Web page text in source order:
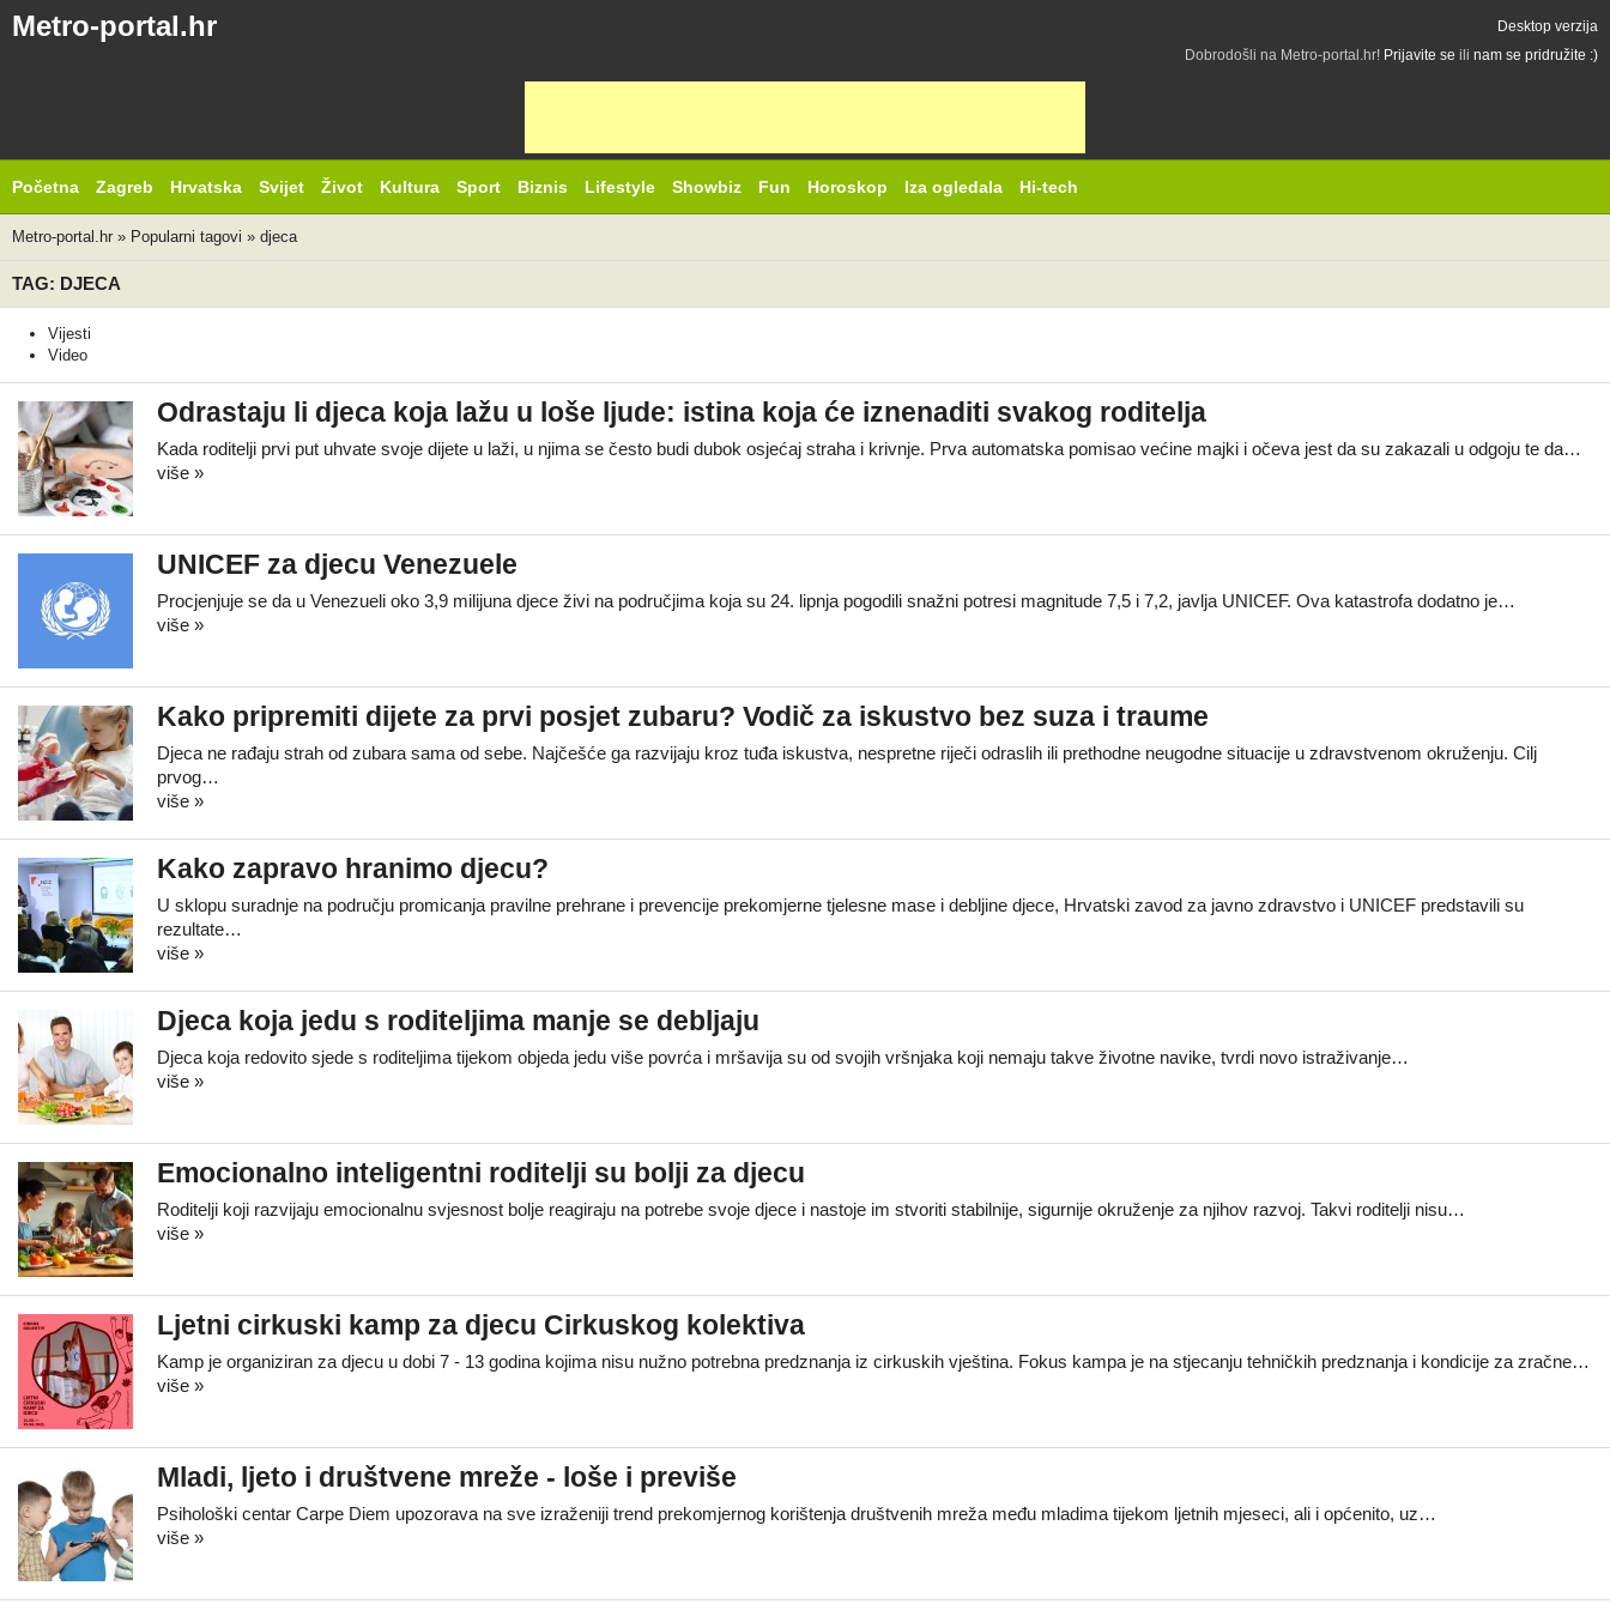
Metro-portal.hr
Desktop verzija
Dobrodošli na Metro-portal.hr! Prijavite se ili nam se pridružite :)
Početna Zagreb Hrvatska Svijet Život Kultura Sport Biznis Lifestyle Showbiz Fun Horoskop Iza ogledala Hi-tech
Metro-portal.hr » Popularni tagovi » djeca
TAG: DJECA
Vijesti
Video
Odrastaju li djeca koja lažu u loše ljude: istina koja će iznenaditi svakog roditelja
Kada roditelji prvi put uhvate svoje dijete u laži, u njima se često budi dubok osjećaj straha i krivnje. Prva automatska pomisao većine majki i očeva jest da su zakazali u odgoju te da…
više »
UNICEF za djecu Venezuele
Procjenjuje se da u Venezueli oko 3,9 milijuna djece živi na područjima koja su 24. lipnja pogodili snažni potresi magnitude 7,5 i 7,2, javlja UNICEF. Ova katastrofa dodatno je…
više »
Kako pripremiti dijete za prvi posjet zubaru? Vodič za iskustvo bez suza i traume
Djeca ne rađaju strah od zubara sama od sebe. Najčešće ga razvijaju kroz tuđa iskustva, nespretne riječi odraslih ili prethodne neugodne situacije u zdravstvenom okruženju. Cilj
prvog…
više »
Kako zapravo hranimo djecu?
U sklopu suradnje na području promicanja pravilne prehrane i prevencije prekomjerne tjelesne mase i debljine djece, Hrvatski zavod za javno zdravstvo i UNICEF predstavili su
rezultate…
više »
Djeca koja jedu s roditeljima manje se debljaju
Djeca koja redovito sjede s roditeljima tijekom objeda jedu više povrća i mršavija su od svojih vršnjaka koji nemaju takve životne navike, tvrdi novo istraživanje…
više »
Emocionalno inteligentni roditelji su bolji za djecu
Roditelji koji razvijaju emocionalnu svjesnost bolje reagiraju na potrebe svoje djece i nastoje im stvoriti stabilnije, sigurnije okruženje za njihov razvoj. Takvi roditelji nisu…
više »
Ljetni cirkuski kamp za djecu Cirkuskog kolektiva
Kamp je organiziran za djecu u dobi 7 - 13 godina kojima nisu nužno potrebna predznanja iz cirkuskih vještina. Fokus kampa je na stjecanju tehničkih predznanja i kondicije za zračne…
više »
Mladi, ljeto i društvene mreže - loše i previše
Psihološki centar Carpe Diem upozorava na sve izraženiji trend prekomjernog korištenja društvenih mreža među mladima tijekom ljetnih mjeseci, ali i općenito, uz…
više »